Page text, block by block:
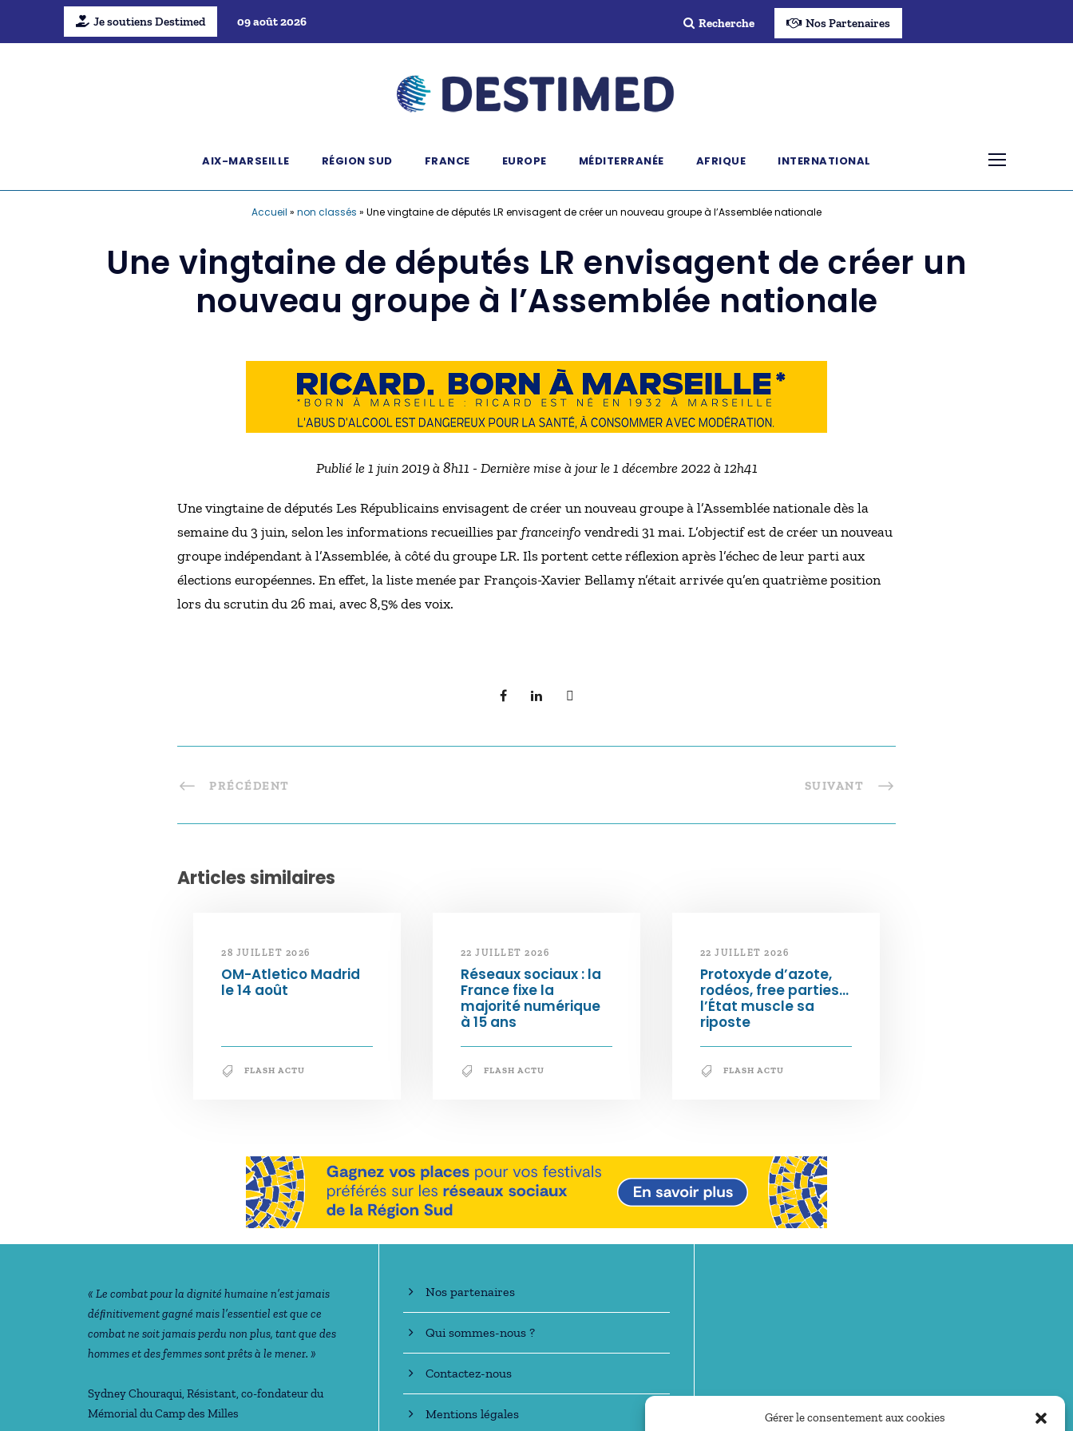
Gérer le consentement aux cookies
Je soutiens Destimed 09 août 2026 Recherche Nos Partenaires
AIX-MARSEILLE RÉGION SUD FRANCE EUROPE MÉDITERRANÉE AFRIQUE INTERNATIONAL
Accueil » non classés » Une vingtaine de députés LR envisagent de créer un nouveau groupe à l’Assemblée nationale
Une vingtaine de députés LR envisagent de créer un
nouveau groupe à l’Assemblée nationale
Publié le 1 juin 2019 à 8h11 - Dernière mise à jour le 1 décembre 2022 à 12h41
Une vingtaine de députés Les Républicains envisagent de créer un nouveau groupe à l’Assemblée nationale dès la
semaine du 3 juin, selon les informations recueillies par franceinfo vendredi 31 mai. L’objectif est de créer un nouveau
groupe indépendant à l’Assemblée, à côté du groupe LR. Ils portent cette réflexion après l’échec de leur parti aux
élections européennes. En effet, la liste menée par François-Xavier Bellamy n’était arrivée qu’en quatrième position
lors du scrutin du 26 mai, avec 8,5% des voix.
PRÉCÉDENT SUIVANT
Articles similaires
28 JUILLET 2026
OM-Atletico Madrid
le 14 août
FLASH ACTU
22 JUILLET 2026
Réseaux sociaux : la
France fixe la
majorité numérique
à 15 ans
FLASH ACTU
22 JUILLET 2026
Protoxyde d’azote,
rodéos, free parties…
l’État muscle sa
riposte
FLASH ACTU
Notre philosophie
« Le combat pour la dignité humaine n’est jamais
déﬁnitivement gagné mais l’essentiel est que ce
combat ne soit jamais perdu non plus, tant que des
hommes et des femmes sont prêts à le mener. »
Sydney Chouraqui, Résistant, co-fondateur du
Mémorial du Camp des Milles
En savoir +
Nos partenaires
Qui sommes-nous ?
Contactez-nous
Mentions légales